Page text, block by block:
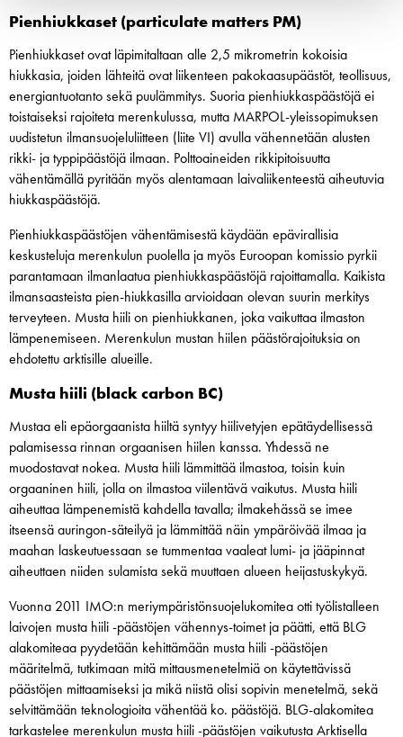
Pienhiukkaset (particulate matters PM)
Pienhiukkaset ovat läpimitaltaan alle 2,5 mikrometrin kokoisia
hiukkasia, joiden lähteitä ovat liikenteen pakokaasupäästöt, teollisuus,
energiantuotanto sekä puulämmitys. Suoria pienhiukkaspäästöjä ei
toistaiseksi rajoiteta merenkulussa, mutta MARPOL-yleissopimuksen
uudistetun ilmansuojeluliitteen (liite VI) avulla vähennetään alusten
rikki- ja typpipäästöjä ilmaan. Polttoaineiden rikkipitoisuutta
vähentämällä pyritään myös alentamaan laivaliikenteestä aiheutuvia
hiukkaspäästöjä.
Pienhiukkaspäästöjen vähentämisestä käydään epävirallisia
keskusteluja merenkulun puolella ja myös Euroopan komissio pyrkii
parantamaan ilmanlaatua pienhiukkaspäästöjä rajoittamalla. Kaikista
ilmansaasteista pien-hiukkasilla arvioidaan olevan suurin merkitys
terveyteen. Musta hiili on pienhiukkanen, joka vaikuttaa ilmaston
lämpenemiseen. Merenkulun mustan hiilen päästörajoituksia on
ehdotettu arktisille alueille.
Musta hiili (black carbon BC)
Mustaa eli epäorgaanista hiiltä syntyy hiilivetyjen epätäydellisessä
palamisessa rinnan orgaanisen hiilen kanssa. Yhdessä ne
muodostavat nokea. Musta hiili lämmittää ilmastoa, toisin kuin
orgaaninen hiili, jolla on ilmastoa viilentävä vaikutus. Musta hiili
aiheuttaa lämpenemistä kahdella tavalla; ilmakehässä se imee
itseensä auringon-säteilyä ja lämmittää näin ympäröivää ilmaa ja
maahan laskeutuessaan se tummentaa vaaleat lumi- ja jääpinnat
aiheuttaen niiden sulamista sekä muuttaen alueen heijastuskykyä.
Vuonna 2011 IMO:n meriympäristönsuojelukomitea otti työlistalleen
laivojen musta hiili -päästöjen vähennys-toimet ja päätti, että BLG
alakomiteaa pyydetään kehittämään musta hiili -päästöjen
määritelmä, tutkimaan mitä mittausmenetelmiä on käytettävissä
päästöjen mittaamiseksi ja mikä niistä olisi sopivin menetelmä, sekä
selvittämään teknologioita vähentää ko. päästöjä. BLG-alakomitea
tarkastelee merenkulun musta hiili -päästöjen vaikutusta Arktisella